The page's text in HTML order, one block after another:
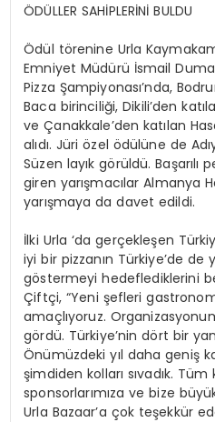
ÖDÜLLER SAHİPLERİNİ BULDU
Ödül törenine Urla
Emniyet Müdürü İsmail
Pizza Şampiyonası’nda,
Baca birinciliği, Dikili’den
ve Çanakkale’den katılan
alıdı. Jüri özel ödülüne de
Süzen layık görüldü. Başarılı
giren yarışmacılar Almanya
yarışmaya da davet edildi.
İlki Urla ‘da gerçekleşen
iyi bir pizzanın Türkiye’de de
göstermeyi hedeflediklerini
Çiftçi, “Yeni şefleri
amaçlıyoruz.
gördü. Türkiye’nin dört bir
Önümüzdeki yıl daha geniş
şimdiden kolları sıvadık. Tüm
sponsorlarımıza ve bize
Urla Bazaar’a çok teşekkür